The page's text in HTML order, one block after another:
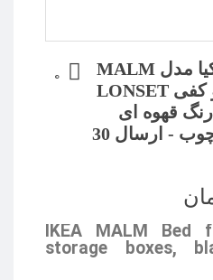
تختخواب دو نفره ایکیا مدل MALM
بهمراه 2 عدد کشو و کفی LONSET
رنگ قهوه ای
تیره روکش طبیعی چوب - ارسال 30
0
IKEA MALM Bed
storage boxes,